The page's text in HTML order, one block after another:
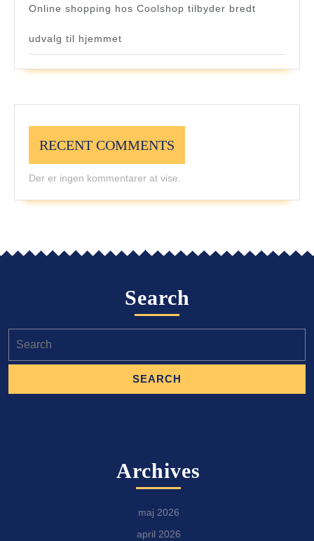
Online shopping hos Coolshop tilbyder bredt
udvalg til hjemmet
RECENT COMMENTS
Der er ingen kommentarer at vise.
Search
for:
Archives
maj 2026
april 2026